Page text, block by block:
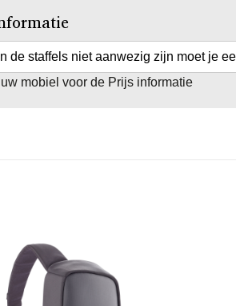
de staffels niet aanwezig zijn moet je
mobiel voor de Prijs informatie